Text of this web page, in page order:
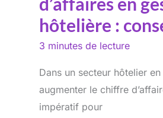
hôtelière :
3 minutes de lecture
Dans un secteur hôtelier
augmenter le chiffre
impératif pour